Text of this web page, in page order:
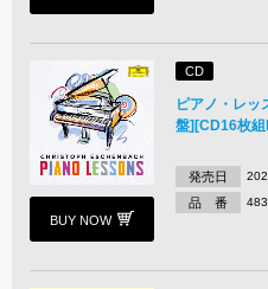
BUY NOW
CD
ピアノ・レッ
盤][CD16枚
発売日
品 番